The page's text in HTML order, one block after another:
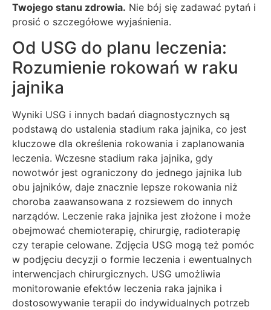
Twojego stanu zdrowia. Nie bój się zadawać pytań i
prosić o szczegółowe wyjaśnienia.
Od USG do planu leczenia:
Rozumienie rokowań w raku
jajnika
Wyniki USG i innych badań diagnostycznych są
podstawą do ustalenia stadium raka jajnika, co jest
kluczowe dla określenia rokowania i zaplanowania
leczenia. Wczesne stadium raka jajnika, gdy
nowotwór jest ograniczony do jednego jajnika lub
obu jajników, daje znacznie lepsze rokowania niż
choroba zaawansowana z rozsiewem do innych
narządów. Leczenie raka jajnika jest złożone i może
obejmować chemioterapię, chirurgię, radioterapię
czy terapie celowane. Zdjęcia USG mogą też pomóc
w podjęciu decyzji o formie leczenia i ewentualnych
interwencjach chirurgicznych. USG umożliwia
monitorowanie efektów leczenia raka jajnika i
dostosowywanie terapii do indywidualnych potrzeb